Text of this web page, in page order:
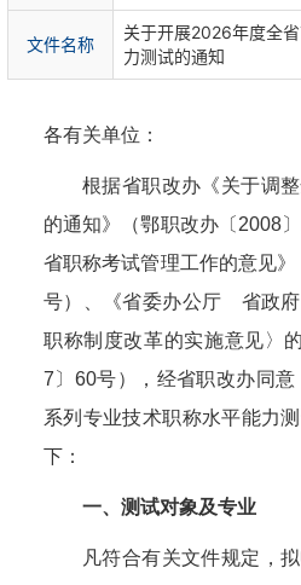
文件名称
关于开展2026年度全
力测试的通知
各有关单位：
根据省职改办《关于调
的通知》（鄂职改办〔2008
省职称考试管理工作的意见
号）、《省委办公厅 省政
职称制度改革的实施意见〉
7〕60号），经省职改办同
系列专业技术职称水平能力
下：
一、测试对象及专业
凡符合有关文件规定，